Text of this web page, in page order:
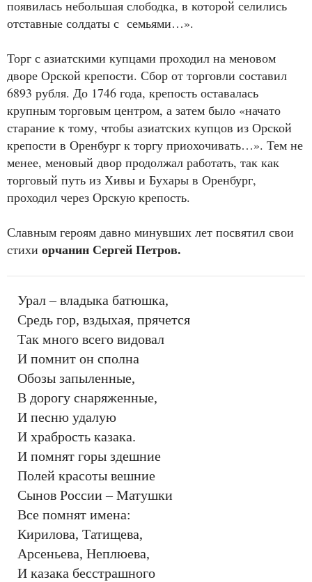
появилась небольшая слободка, в которой селились
отставные солдаты с семьями…».
Торг с азиатскими купцами проходил на меновом
дворе Орской крепости. Сбор от торговли составил
6893 рубля. До 1746 года, крепость оставалась
крупным торговым центром, а затем было «начато
старание к тому, чтобы азиатских купцов из Орской
крепости в Оренбург к торгу приохочивать…». Тем не
менее, меновый двор продолжал работать, так как
торговый путь из Хивы и Бухары в Оренбург,
проходил через Орскую крепость.
Славным героям давно минувших лет посвятил свои
стихи орчанин Сергей Петров.
Урал – владыка батюшка,
Средь гор, вздыхая, прячется
Так много всего видовал
И помнит он сполна
Обозы запыленные,
В дорогу снаряженные,
И песню удалую
И храбрость казака.
И помнят горы здешние
Полей красоты вешние
Сынов России – Матушки
Все помнят имена:
Кирилова, Татищева,
Арсеньева, Неплюева,
И казака бесстрашного